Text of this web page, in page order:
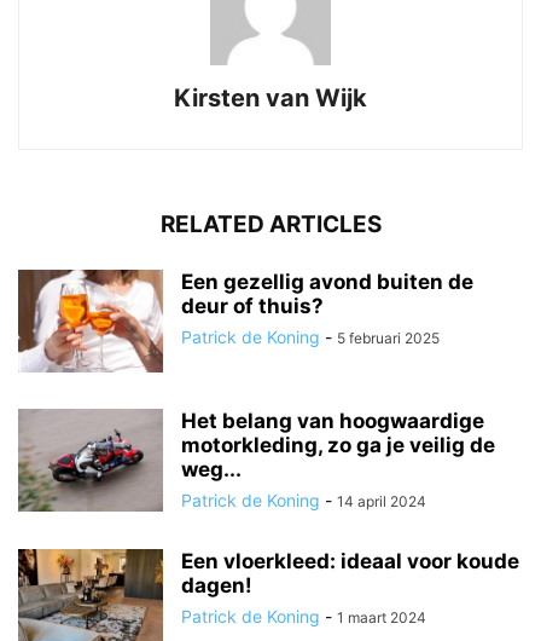
Kirsten van Wijk
RELATED ARTICLES
Een gezellig avond buiten de
deur of thuis?
Patrick de Koning - 5 februari 2025
Het belang van hoogwaardige
motorkleding, zo ga je veilig de
weg...
Patrick de Koning - 14 april 2024
Een vloerkleed: ideaal voor koude
dagen!
Patrick de Koning - 1 maart 2024